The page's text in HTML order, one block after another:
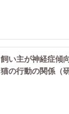
飼い主が神経症傾
猫の行動の関係（研